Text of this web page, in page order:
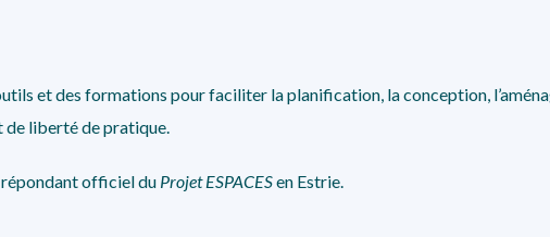
et des formations pour faciliter la planification, la conception,
de liberté de pratique.
répondant officiel du Projet ESPACESen Estrie.